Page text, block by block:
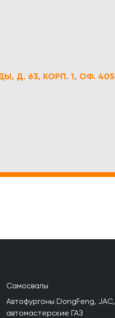
Д. 63, КОРП. 1, ОФ. 405
Самосвалы
Автофургоны DongFeng, JAC,
автомастерские ГАЗ